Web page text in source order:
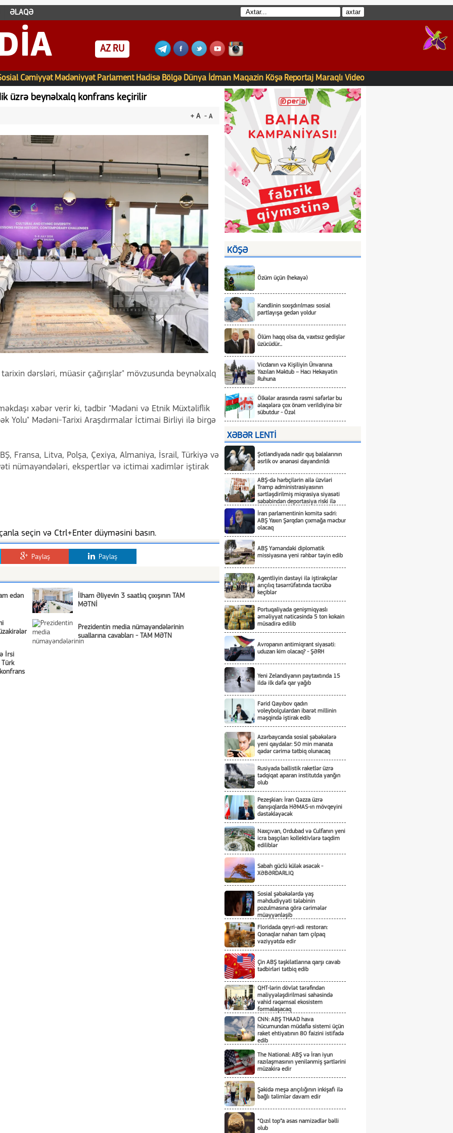
ƏLAQƏ
AZ RU
Cəmiyyət Mədəniyyət Parlament Hadisə Bölgə Dünya İdman Maqazin Köşə Reportaj Maraqlı Video
üzrə beynəlxalq konfrans keçirilir
+ A - A
dərsləri, müasir çağırışlar" mövzusunda beynəlxalq
xəbər verir ki, tədbir "Mədəni və Etnik Müxtəliflik
Yolu" Mədəni-Tarixi Araşdırmalar İctimai Birliyi ilə birgə
Fransa, Litva, Polşa, Çexiya, Almaniya, İsrail, Türkiyə və
nümayəndələri, ekspertlər və ictimai xadimlər iştirak
seçin və Ctrl+Enter düyməsini basın.
Paylaş Paylaş
edən
İlham Əliyevin 3 saatlıq çıxışının TAM
MƏTNİ
Prezidentin media nümayəndələrinin
suallarına cavabları - TAM MƏTN
İrsi
Türk
KÖŞƏ
Özüm üçün (hekayə)
Kəndlinin sıxışdırılması sosial
partlayışa gedən yoldur
Ölüm haqq olsa da, vaxtsız gedişlər
üzücüdür...
Vicdanın və Kişiliyin Ünvanına
Yazılan Məktub – Hacı Hekayətin
Ruhuna
Ölkələr arasında rəsmi səfərlər bu
əlaqələrə çox önəm verildiyinə bir
sübutdur - Özəl
XƏBƏR LENTİ
Şotlandiyada nadir quş balalarının
əsrlik ov ənənəsi dayandırıldı
ABŞ-də hərbçilərin ailə üzvləri
Tramp administrasiyasının
sərtləşdirilmiş miqrasiya siyasəti
səbəbindən deportasiya riski ilə
üzləşiblər
İran parlamentinin komitə sədri:
ABŞ Yaxın Şərqdən çıxmağa məcbur
olacaq
ABŞ Yəməndəki diplomatik
missiyasına yeni rəhbər təyin edib
Agentliyin dəstəyi ilə iştirakçılar
arıçılıq təsərrüfatında təcrübə
keçiblər
Portuqaliyada genişmiqyaslı
əməliyyat nəticəsində 5 ton kokain
müsadirə edilib
Avropanın antimiqrant siyasəti:
uduzan kim olacaq? - ŞƏRH
Yeni Zelandiyanın paytaxtında 15
ildə ilk dəfə qar yağıb
Fərid Qayıbov qadın
voleybolçulardan ibarət millinin
məşqində iştirak edib
Azərbaycanda sosial şəbəkələrə
yeni qaydalar: 50 min manata
qədər cərimə tətbiq olunacaq
Rusiyada ballistik raketlər üzrə
tədqiqat aparan institutda yanğın
olub
Pezeşkian: İran Qəzza üzrə
danışıqlarda HƏMAS-ın mövqeyini
dəstəkləyəcək
Naxçıvan, Ordubad və Culfanın yeni
icra başçıları kollektivlərə təqdim
ediliblər
Sabah güclü külək əsəcək -
XƏBƏRDARLIQ
Sosial şəbəkələrdə yaş
məhdudiyyəti tələbinin
pozulmasına görə cərimələr
müəyyənləşib
Floridada qeyri-adi restoran:
Qonaqlar naharı tam çılpaq
vəziyyətdə edir
Çin ABŞ təşkilatlarına qarşı cavab
tədbirləri tətbiq edib
QHT-lərin dövlət tərəfindən
maliyyələşdirilməsi sahəsində
vahid rəqəmsal ekosistem
formalaşacaq
CNN: ABŞ THAAD hava
hücumundan müdafiə sistemi üçün
raket ehtiyatının 80 faizini istifadə
edib
The National: ABŞ və İran iyun
razılaşmasının yenilənmiş şərtlərini
müzakirə edir
Şəkidə meşə arıçılığının inkişafı ilə
bağlı təlimlər davam edir
“Qızıl top”a əsas namizədlər bəlli
olub